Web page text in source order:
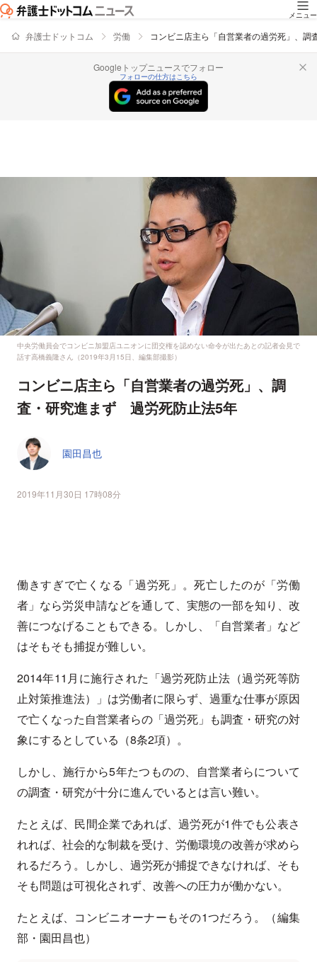
メニュー
弁護士ドットコム 労働 コンビニ店主ら「自営業者の過労死」、
Googleトップニュースでフォロー
フォローの仕方はこちら
中央労働員会でコンビニ加盟店ユニオンに団交権を認めない命令が出たあとの記者会見で
話す高橋義隆さん（2019年3月15日、編集部撮影）
コンビニ店主ら「自営業者の過労死」、調
査・研究進まず 過労死防止法5年
園田昌也
2019年11月30日 17時08分
働きすぎで亡くなる「過労死」。死亡したのが「労働
者」なら労災申請などを通して、実態の一部を知り、改
善につなげることもできる。しかし、「自営業者」など
はそもそも捕捉が難しい。
2014年11月に施行された「過労死防止法（過労死等防
止対策推進法）」は労働者に限らず、過重な仕事が原因
で亡くなった自営業者らの「過労死」も調査・研究の対
象にするとしている（8条2項）。
しかし、施行から5年たつものの、自営業者らについて
の調査・研究が十分に進んでいるとは言い難い。
たとえば、民間企業であれば、過労死が1件でも公表さ
れれば、社会的な制裁を受け、労働環境の改善が求めら
れるだろう。しかし、過労死が捕捉できなければ、そも
そも問題は可視化されず、改善への圧力が働かない。
たとえば、コンビニオーナーもその1つだろう。（編集
部・園田昌也）